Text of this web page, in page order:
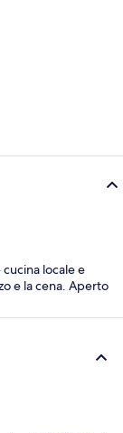
locale e
e la cena. Aperto